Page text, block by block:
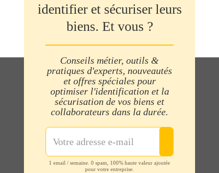
identifier et sécuriser leurs
biens. Et vous ?
Conseils métier, outils &
pratiques d'experts, nouveautés
et offres spéciales pour
optimiser l'identification et la
sécurisation de vos biens et
collaborateurs dans la durée.
1 email / semaine. 0 spam, 100% haute valeur ajoutée
pour votre entreprise.